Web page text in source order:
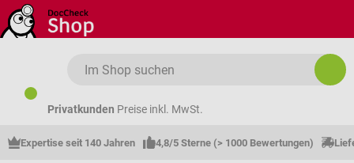
Zum Hauptinhalt springen
Privatkunden Preise inkl. MwSt.
Expertise seit 140 Jahren 4,8/5 Sterne (> 1000 Bewertungen)